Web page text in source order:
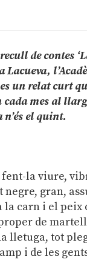
de contes
un relat curt
mes al
n’és el quint.
la viure,
negre, gran,
carn i el peix
de
lletuga, tot
i de les